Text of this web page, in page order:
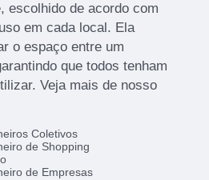
escolhido de acordo com
em cada local. Ela
o espaço entre um
que todos tenham
Veja mais de nosso
Coletivos
de Shopping
de Empresas